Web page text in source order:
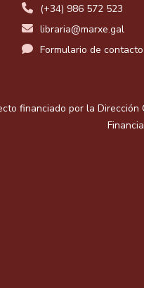
(+34) 986 572 523
libraria@marxe.gal
Formulario de contacto
financiado por la